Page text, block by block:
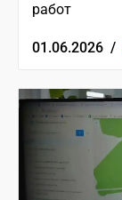
работ
01.06.2026 /